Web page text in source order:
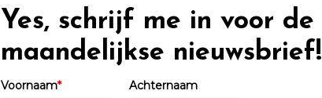
Yes, schrijf me in voor de
maandelijkse nieuwsbrief!
Voornaam* Achternaam